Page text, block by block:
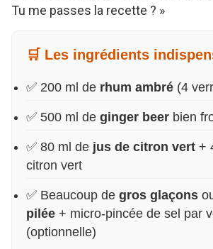
Tu me passes la recette ? »
🛒 Les ingrédients
✅ 200 ml de rhum ambré (4
✅ 500 ml de ginger beer bien
✅ 80 ml de jus de citron vert +
citron vert
✅ Beaucoup de gros glaçons
pilée + micro-pincée de sel par
(optionnelle)